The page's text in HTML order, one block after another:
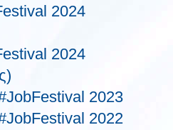
2024
2024
2023
2022